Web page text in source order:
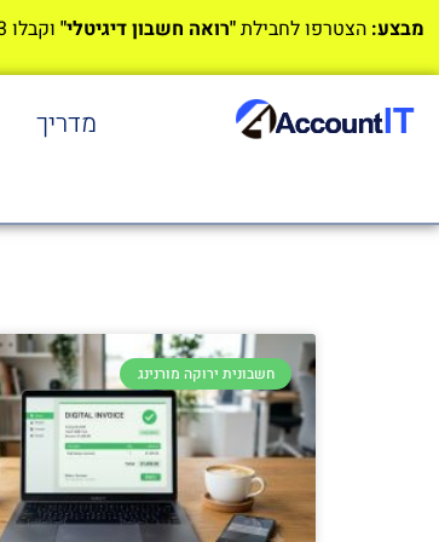
מבצע: הצטרפו לחבילת"רואה חשבון דיגיטלי" וקבלו 3 חודשים במתנה!
מדריך
חשבונית ירוקה מורנינג